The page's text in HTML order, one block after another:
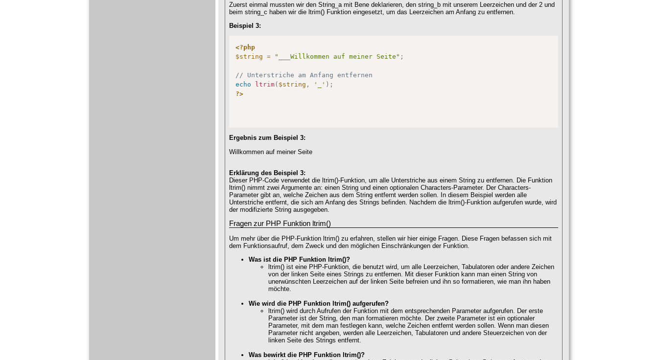
Zuerst einmal mussten wir den String_a mit Bene deklarieren, den string_b mit unserem Leerzeichen und der 2 und
beim string_c haben wir die ltrim() Funktion eingesetzt, um das Leerzeichen am Anfang zu entfernen.
Beispiel 3:
<?php
$string
= "___Willkommen auf meiner Seite" ;
// Unterstriche am Anfang entfernen
echo
ltrim( $string , '_' ) ;
?>
Ergebnis zum Beispiel 3:
Willkommen auf meiner Seite
Erklärung des Beispiel 3:
Dieser PHP-Code verwendet die ltrim()-Funktion, um alle Unterstriche aus einem String zu entfernen. Die Funktion
ltrim() nimmt zwei Argumente an: einen String und einen optionalen Characters-Parameter. Der Characters-
Parameter gibt an, welche Zeichen aus dem String entfernt werden sollen. In diesem Beispiel werden alle
Unterstriche entfernt, die sich am Anfang des Strings befinden. Nachdem die ltrim()-Funktion aufgerufen wurde, wird
der modifizierte String ausgegeben.
Fragen zur PHP Funktion ltrim()
Um mehr über die PHP-Funktion ltrim() zu erfahren, stellen wir hier einige Fragen. Diese Fragen befassen sich mit
dem Funktionsaufruf, dem Zweck und den möglichen Einschränkungen der Funktion.
Was ist die PHP Funktion ltrim()?
ltrim() ist eine PHP-Funktion, die benutzt wird, um alle Leerzeichen, Tabulatoren oder andere Zeichen
von der linken Seite eines Strings zu entfernen. Mit dieser Funktion kann man einen String von
unerwünschten Leerzeichen auf der linken Seite befreien und ihn so formatieren, wie man ihn haben
möchte.
Wie wird die PHP Funktion ltrim() aufgerufen?
ltrim() wird durch Aufrufen der Funktion mit dem entsprechenden Parameter aufgerufen. Der erste
Parameter ist der String, den man formatieren möchte. Der zweite Parameter ist ein optionaler
Parameter, mit dem man festlegen kann, welche Zeichen entfernt werden sollen. Wenn man diesen
Parameter nicht angeben, werden alle Leerzeichen, Tabulatoren und andere Steuerzeichen von der
linken Seite des Strings entfernt.
Was bewirkt die PHP Funktion ltrim()?